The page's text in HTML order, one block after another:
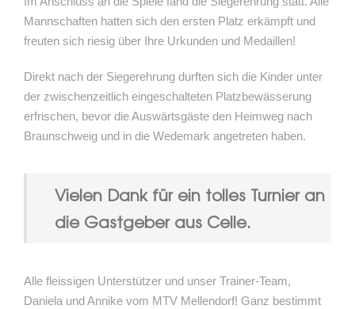
Mannschaften hatten sich den ersten Platz erkämpft und
freuten sich riesig über Ihre Urkunden und Medaillen!
Direkt nach der Siegerehrung durften sich die Kinder unter
der zwischenzeitlich eingeschalteten Platzbewässerung
erfrischen, bevor die Auswärtsgäste den Heimweg nach
Braunschweig und in die Wedemark angetreten haben.
Vielen Dank für ein tolles Turnier an
die Gastgeber aus Celle.
Alle fleissigen Unterstützer und unser Trainer-Team,
Daniela und Annike vom MTV Mellendorf! Ganz bestimmt